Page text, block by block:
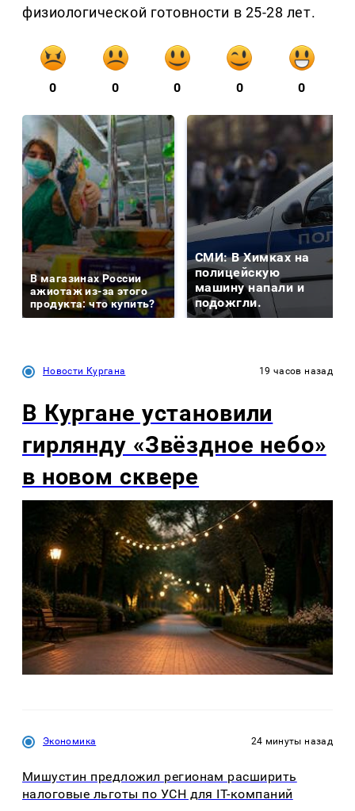
физиологической готовности в 25-28 лет.
0 0 0 0 0
В магазинах России
ажиотаж из-за этого
продукта: что купить?
СМИ: В Химках на
полицейскую
машину напали и
подожгли.
Новости Кургана 19 часов назад
В Кургане установили
гирлянду «Звёздное небо»
в новом сквере
Экономика 24 минуты назад
Мишустин предложил регионам расширить
налоговые льготы по УСН для IT-компаний